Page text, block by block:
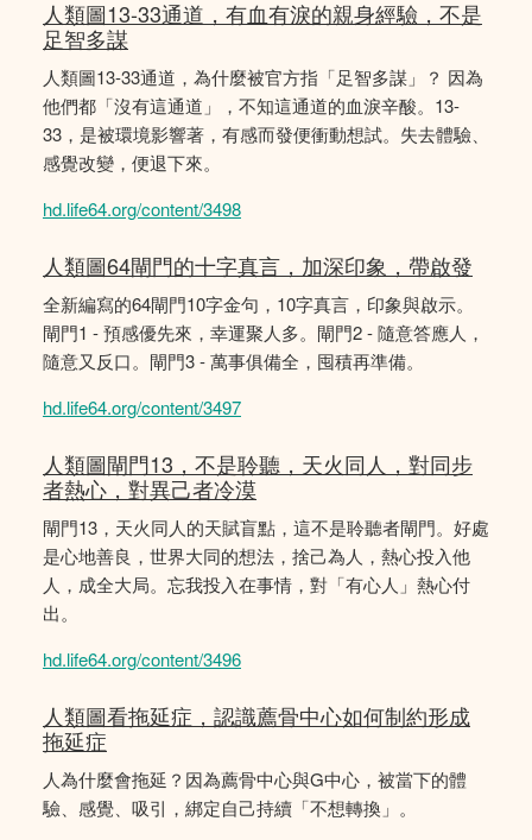
人類圖13-33通道，有血有淚的親身經驗，不是
足智多謀
人類圖13-33通道，為什麼被官方指「足智多謀」？ 因為
他們都「沒有這通道」，不知這通道的血淚辛酸。13-
33，是被環境影響著，有感而發便衝動想試。失去體驗、
感覺改變，便退下來。
hd.life64.org/content/3498
人類圖64閘門的十字真言，加深印象，帶啟發
全新編寫的64閘門10字金句，10字真言，印象與啟示。
閘門1 - 預感優先來，幸運聚人多。閘門2 - 隨意答應人，
隨意又反口。閘門3 - 萬事俱備全，囤積再準備。
hd.life64.org/content/3497
人類圖閘門13，不是聆聽，天火同人，對同步
者熱心，對異己者冷漠
閘門13，天火同人的天賦盲點，這不是聆聽者閘門。好處
是心地善良，世界大同的想法，捨己為人，熱心投入他
人，成全大局。忘我投入在事情，對「有心人」熱心付
出。
hd.life64.org/content/3496
人類圖看拖延症，認識薦骨中心如何制約形成
拖延症
人為什麼會拖延？因為薦骨中心與G中心，被當下的體
驗、感覺、吸引，綁定自己持續「不想轉換」。